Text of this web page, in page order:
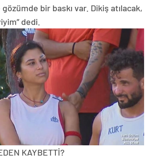
bir baskı var. Dikiş atılacak,
dedi.
KAYBETTİ?